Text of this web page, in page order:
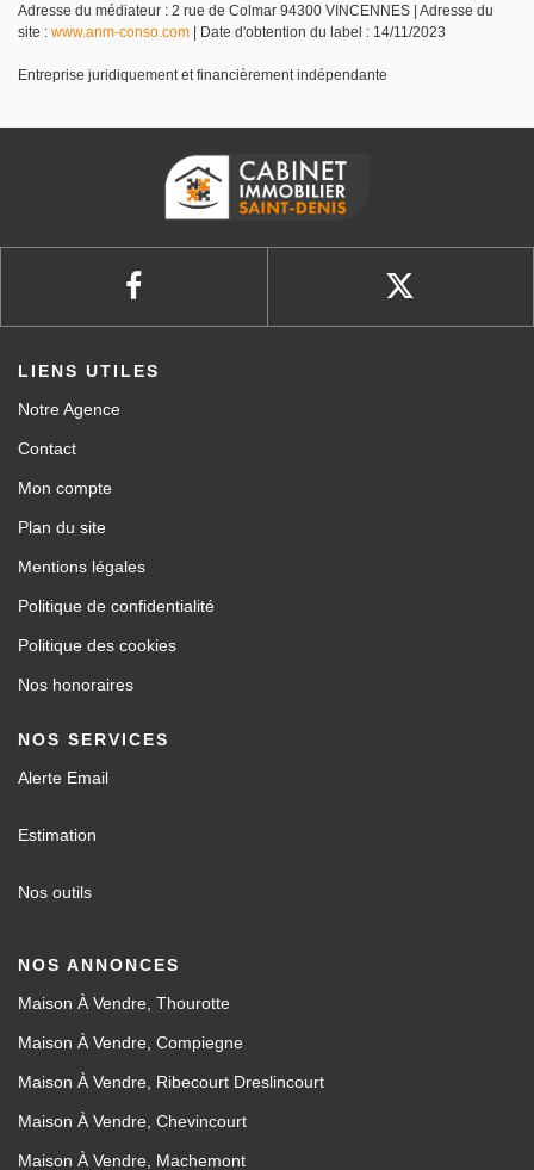
Adresse du médiateur : 2 rue de Colmar 94300 VINCENNES | Adresse du
site : www.anm-conso.com | Date d'obtention du label : 14/11/2023
Entreprise juridiquement et financièrement indépendante
LIENS UTILES
Notre Agence
Contact
Mon compte
Plan du site
Mentions légales
Politique de confidentialité
Politique des cookies
Nos honoraires
NOS SERVICES
Alerte Email
Estimation
Nos outils
NOS ANNONCES
Maison À Vendre, Thourotte
Maison À Vendre, Compiegne
Maison À Vendre, Ribecourt Dreslincourt
Maison À Vendre, Chevincourt
Maison À Vendre, Machemont